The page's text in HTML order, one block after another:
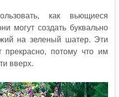
как вьющиеся
могут создать буквально
на зеленый шатер. Эти
прекрасно, потому что им
вверх.